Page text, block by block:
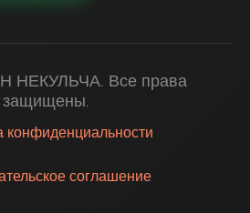
НЕКУЛЬЧА. Все права
защищены.
конфиденциальности
соглашение